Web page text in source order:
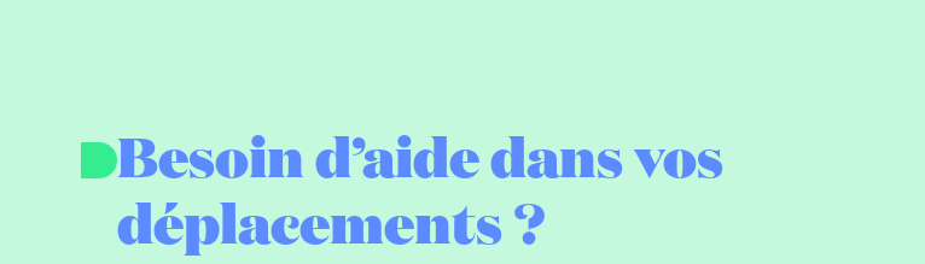
Besoin d’aide dans vos
déplacements ?